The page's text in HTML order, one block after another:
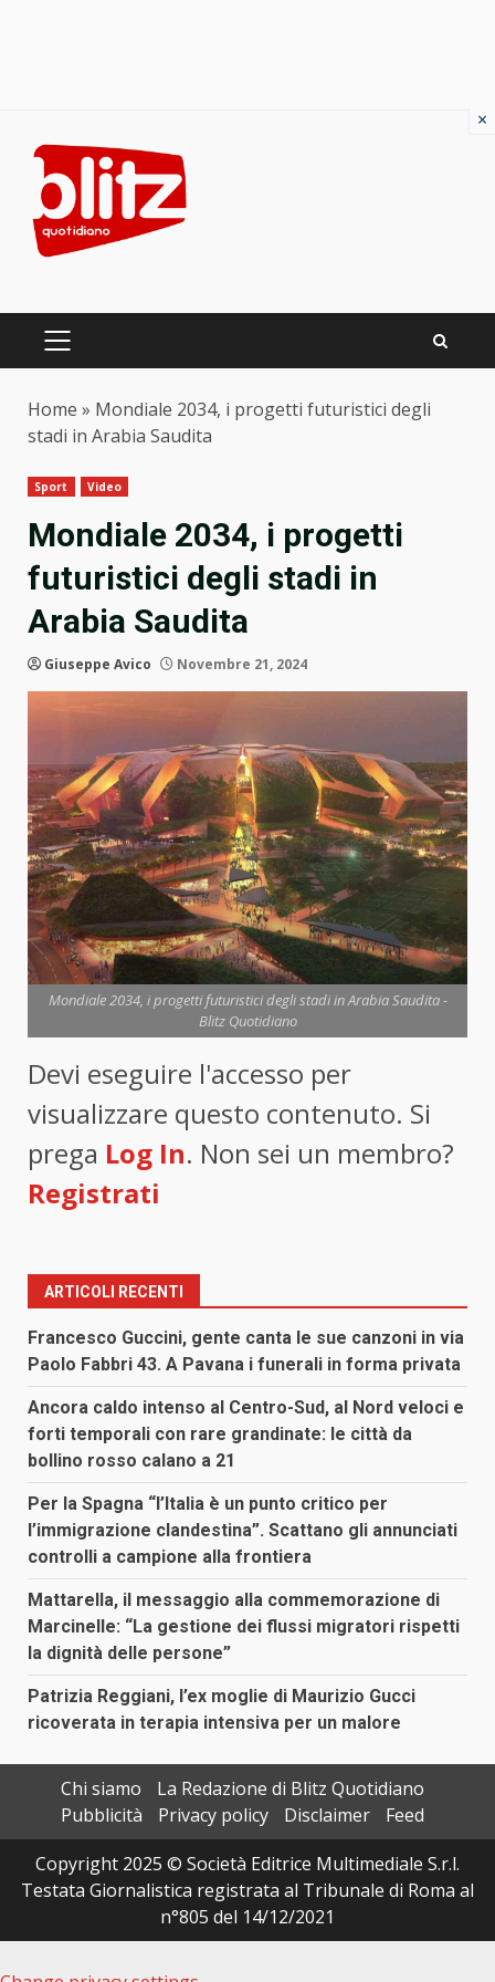
content
PRIMARY
Home » Mondiale 2034, i progetti futuristici degli
stadi in Arabia Saudita
Sport Video
Mondiale 2034, i progetti
futuristici degli stadi in
Arabia Saudita
Giuseppe Avico Novembre 21, 2024
Mondiale 2034, i progetti futuristici degli stadi in Arabia Saudita -
Blitz Quotidiano
Devi eseguire l'accesso per
visualizzare questo contenuto. Si
prega Log In. Non sei un membro?
Registrati
ARTICOLI RECENTI
Francesco Guccini, gente canta le sue canzoni in via
Paolo Fabbri 43. A Pavana i funerali in forma privata
Ancora caldo intenso al Centro-Sud, al Nord veloci e
forti temporali con rare grandinate: le città da
bollino rosso calano a 21
Per la Spagna “l’Italia è un punto critico per
l’immigrazione clandestina”. Scattano gli annunciati
controlli a campione alla frontiera
Mattarella, il messaggio alla commemorazione di
Marcinelle: “La gestione dei flussi migratori rispetti
la dignità delle persone”
Patrizia Reggiani, l’ex moglie di Maurizio Gucci
ricoverata in terapia intensiva per un malore
Chi siamo
La Redazione di Blitz Quotidiano
Pubblicità
Privacy policy Disclaimer
Feed
Copyright 2025 © Società Editrice Multimediale S.r.l.
Testata Giornalistica registrata al Tribunale di Roma al
n°805 del 14/12/2021
×